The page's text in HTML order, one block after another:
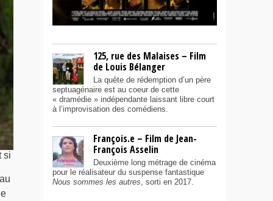
si
125, rue des Malaises – Film
de Louis Bélanger
La quête de rédemption d’un père
septuagénaire est au coeur de cette
« dramédie » indépendante laissant libre court
à l’improvisation des comédiens.
François.e – Film de Jean-
François Asselin
Deuxième long métrage de cinéma
pour le réalisateur du suspense fantastique
Nous sommes les autres, sorti en 2017.